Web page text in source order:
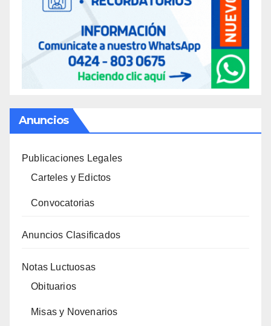
Anuncios
Publicaciones Legales
Carteles y Edictos
Convocatorias
Anuncios Clasificados
Notas Luctuosas
Obituarios
Misas y Novenarios